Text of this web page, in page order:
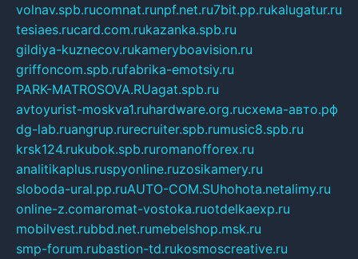
volnav.spb.rucomnat.runpf.net.ru7bit.pp.rukalugatur.ru
tesiaes.rucard.com.rukazanka.spb.ru
gildiya-kuznecov.rukameryboavision.ru
griffoncom.spb.rufabrika-emotsiy.ru
PARK-MATROSOVA.RUagat.spb.ru
avtoyurist-moskva1.ruhardware.org.ruсхема-авто.рф
dg-lab.ruangrup.rurecruiter.spb.rumusic8.spb.ru
krsk124.rukubok.spb.ruromanofforex.ru
analitikaplus.ruspyonline.ruzosikamery.ru
sloboda-ural.pp.ruAUTO-COM.SUhohota.netalimy.ru
online-z.comaromat-vostoka.ruotdelkaexp.ru
mobilvest.rubbd.net.rumebelshop.msk.ru
smp-forum.rubastion-td.rukosmoscreative.ru